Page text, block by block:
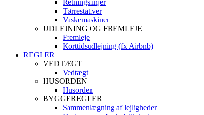
Retningslinjer
Tørrestativer
Vaskemaskiner
UDLEJNING OG FREMLEJE
Fremleje
Korttidsudlejning (fx Airbnb)
REGLER
VEDTÆGT
Vedtægt
HUSORDEN
Husorden
BYGGEREGLER
Sammenlægning af lejligheder